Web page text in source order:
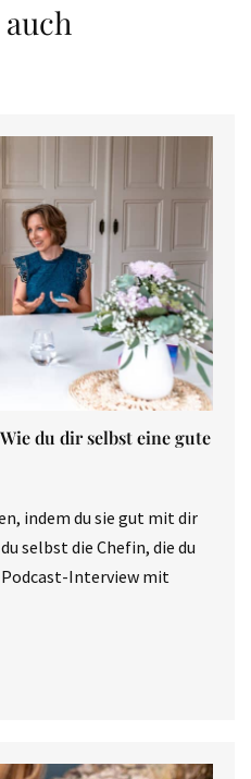
du dir selbst eine gute
indem du sie gut mit dir
selbst die Chefin, die du
Interview mit